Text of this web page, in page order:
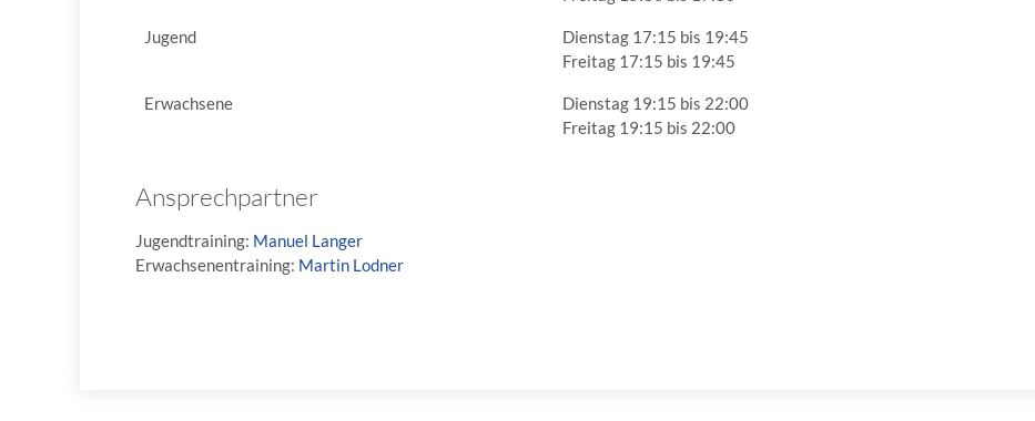
Jugend
Dienstag 17:15 bis 19:45
Freitag 17:15 bis 19:45
Erwachsene
Dienstag 19:15 bis 22:00
Freitag 19:15 bis 22:00
Ansprechpartner
Jugendtraining: Manuel Langer
Erwachsenentraining: Martin Lodner